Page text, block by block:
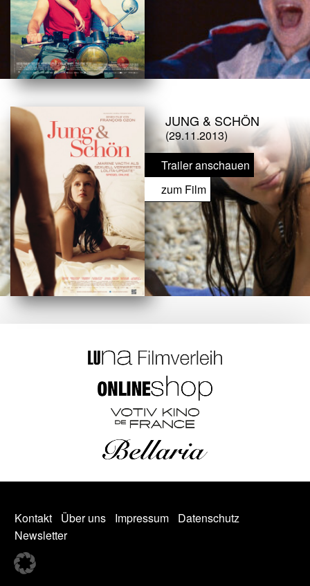
JUNG & SCHÖN
(29.11.2013)
Trailer anschauen
zum Film
Kontakt Über uns Impressum
Datenschutz
Newsletter